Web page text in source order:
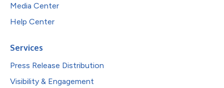
Media Center
Help Center
Services
Press Release Distribution
Visibility & Engagement